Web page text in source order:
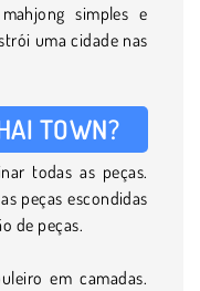
simples e
uma cidade nas
TOWN?
todas as peças.
peças escondidas
de peças.
em camadas.